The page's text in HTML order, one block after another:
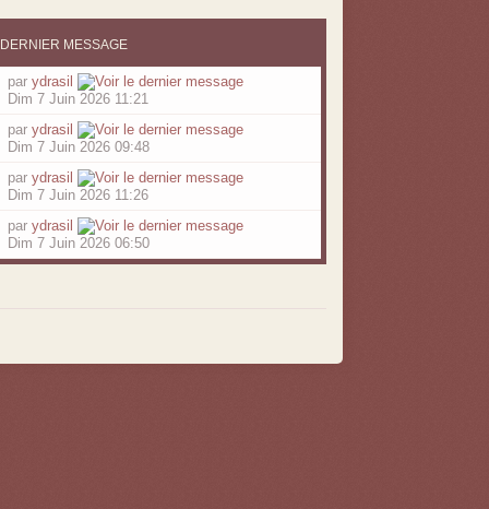
DERNIER MESSAGE
par ydrasil
Dim 7 Juin 2026 11:21
par ydrasil
Dim 7 Juin 2026 09:48
par ydrasil
Dim 7 Juin 2026 11:26
par ydrasil
Dim 7 Juin 2026 06:50